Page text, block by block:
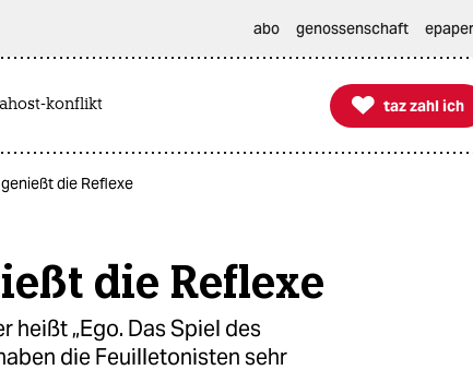
abo genossenschaft
konflikt 
taz zahl ich
taz zahl ich
die Reflexe
die Reflexe
heißt „Ego. Das Spiel des
die Feuilletonisten sehr